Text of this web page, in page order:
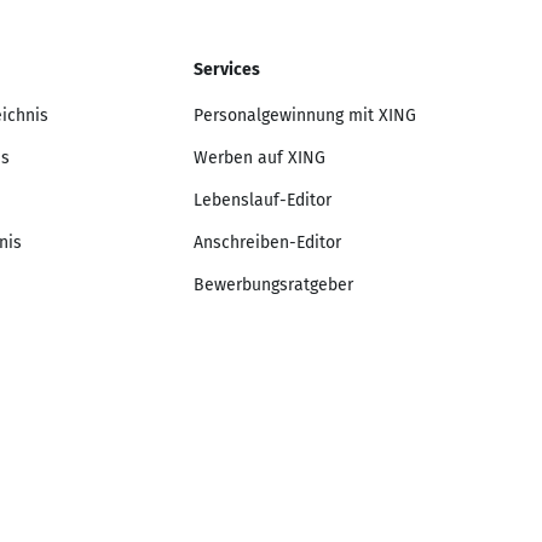
Services
Personalgewinnung mit XING
Werben auf XING
Lebenslauf-Editor
Anschreiben-Editor
Bewerbungsratgeber